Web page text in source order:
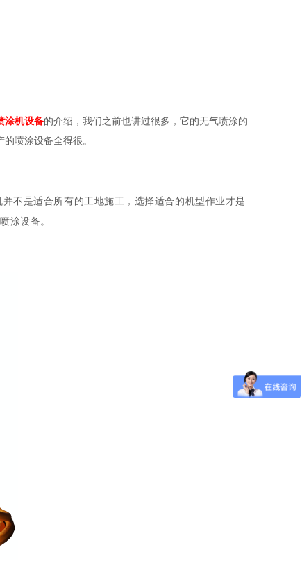
涂机设备的介绍，我们之前也讲过很多，它的无气喷涂的
喷涂设备全得很。
不是适合所有的工地施工，选择适合的机型作业才是
涂设备。